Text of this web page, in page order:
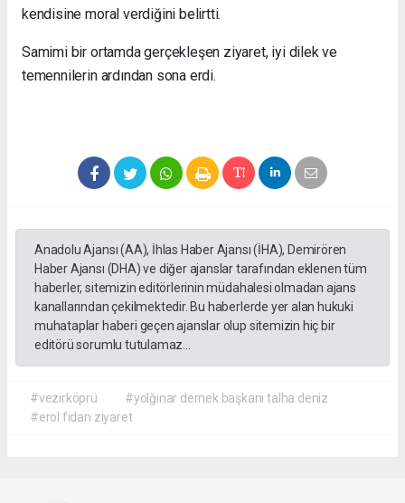
kendisine moral verdiğini belirtti.
Samimi bir ortamda gerçekleşen ziyaret, iyi dilek ve
temennilerin ardından sona erdi.
Anadolu Ajansı (AA), İhlas Haber Ajansı (İHA), Demirören
Haber Ajansı (DHA) ve diğer ajanslar tarafından eklenen tüm
haberler, sitemizin editörlerinin müdahalesi olmadan ajans
kanallarından çekilmektedir. Bu haberlerde yer alan hukuki
muhataplar haberi geçen ajanslar olup sitemizin hiç bir
editörü sorumlu tutulamaz...
#vezirköprü
#yolğınar dernek başkanı talha deniz
#erol fidan ziyaret